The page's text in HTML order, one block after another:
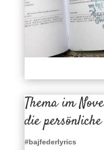
Thema im
die
#bajfederlyrics